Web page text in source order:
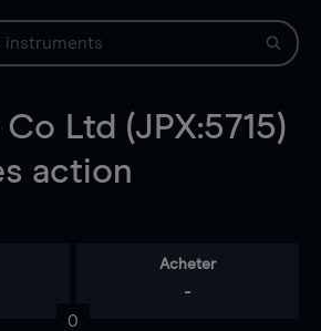
Ltd (JPX:5715)
action
Acheter
-
0